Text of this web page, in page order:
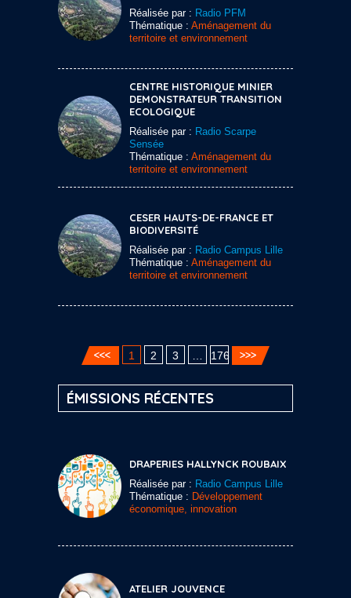
Réalisée par : Radio PFM
Thématique : Aménagement du
territoire et environnement
CENTRE HISTORIQUE MINIER
DEMONSTRATEUR TRANSITION
ECOLOGIQUE
Réalisée par : Radio Scarpe
Sensée
Thématique : Aménagement du
territoire et environnement
CESER HAUTS-DE-FRANCE ET
BIODIVERSITÉ
Réalisée par : Radio Campus Lille
Thématique : Aménagement du
territoire et environnement
1 2 3 176
ÉMISSIONS RÉCENTES
DRAPERIES HALLYNCK ROUBAIX
Réalisée par : Radio Campus Lille
Thématique : Développement
économique, innovation
ATELIER JOUVENCE